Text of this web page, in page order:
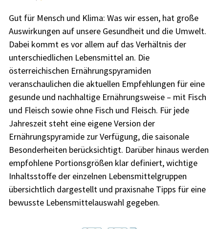
Gut für Mensch und Klima: Was wir essen, hat große
Auswirkungen auf unsere Gesundheit und die Umwelt.
Dabei kommt es vor allem auf das Verhältnis der
unterschiedlichen Lebensmittel an. Die
österreichischen Ernährungspyramiden
veranschaulichen die aktuellen Empfehlungen für eine
gesunde und nachhaltige Ernährungsweise – mit Fisch
und Fleisch sowie ohne Fisch und Fleisch. Für jede
Jahreszeit steht eine eigene Version der
Ernährungspyramide zur Verfügung, die saisonale
Besonderheiten berücksichtigt. Darüber hinaus werden
empfohlene Portionsgrößen klar definiert, wichtige
Inhaltsstoffe der einzelnen Lebensmittelgruppen
übersichtlich dargestellt und praxisnahe Tipps für eine
bewusste Lebensmittelauswahl gegeben.